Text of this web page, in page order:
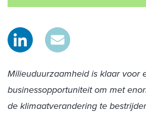
Milieuduurzaamheid is klaar voor
businessopportuniteit om met
de klimaatverandering te